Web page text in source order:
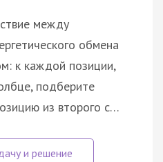
между
обмена
к каждой позиции,
подберите
из второго с…